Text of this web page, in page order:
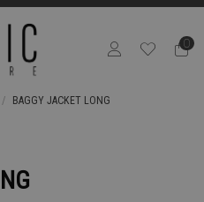
0
BAGGY JACKET LONG